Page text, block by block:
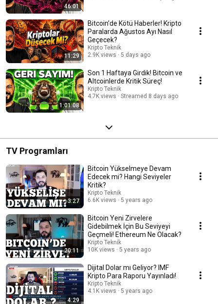
46:01
11:29
Bitcoin'de Kötü Haberler! Kripto
Paralarda Ağustos Ayı Nasıl
Geçecek?
Kripto Teknik
2.9K views
5 days ago
1:01:08
Son 1 Haftaya Girdik! Bitcoin ve
Altcoinlerde Kritik Süreç!
Kripto Teknik
4.7K views
Streamed 8 days ago
TV Programları
3:27
Bitcoin Yükselmeye Devam
Edecek mi? Hangi Seviyeler
Kritik?
Kripto Teknik
6.6K views
5 years ago
20:11
Bitcoin Yeni Zirvelere
Gidebilmek İçin Bu Seviyeyi
Geçmeli! Ethereum Ne Olacak?
Kripto Teknik
10K views
5 years ago
4:29
Dijital Dolar mı Geliyor? IMF
Kripto Para Raporu Yayınladı!
Kripto Teknik
4.1K views
5 years ago